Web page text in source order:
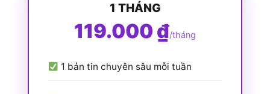
1 THÁNG
119.000 ₫/tháng
1 bản tin chuyên sâu mỗi tuần